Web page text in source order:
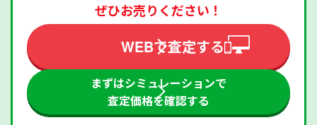
ぜひお売りください！
WEBで査定する
まずはシミュレーションで
査定価格を確認する